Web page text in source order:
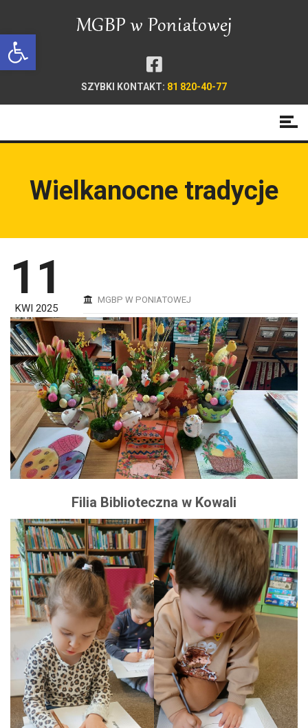
Open toolbar
SZYBKI KONTAKT: 81 820-40-77
Wielkanocne tradycje
11
KWI 2025
MGBP W PONIATOWEJ
Filia Biblioteczna w Kowali